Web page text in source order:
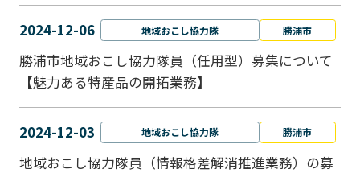
2024-12-06 地域おこし協力隊 勝浦市
勝浦市地域おこし協力隊員（任用型）募集について
【魅力ある特産品の開拓業務】
2024-12-03 地域おこし協力隊 勝浦市
地域おこし協力隊員（情報格差解消推進業務）の募